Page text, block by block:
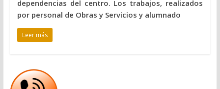
dependencias del centro. Los trabajos, realizados
por personal de Obras y Servicios y alumnado
Leer más